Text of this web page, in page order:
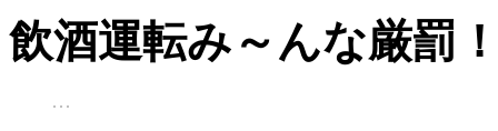
飲酒運転み～んな厳罰